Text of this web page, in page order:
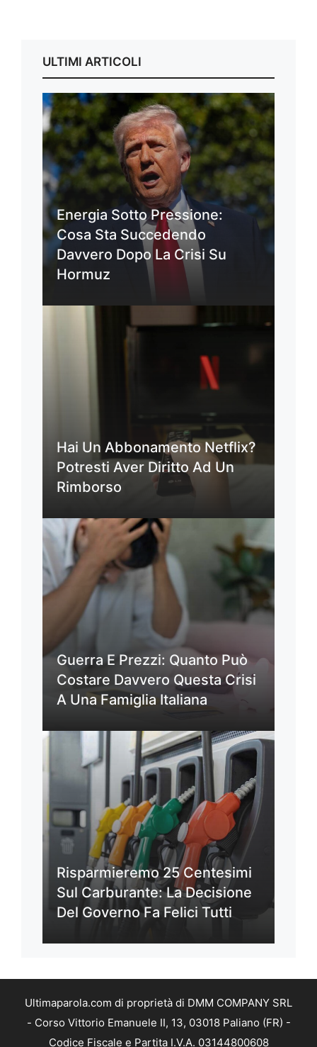
ULTIMI ARTICOLI
Energia Sotto Pressione:
Cosa Sta Succedendo
Davvero Dopo La Crisi Su
Hormuz
Hai Un Abbonamento Netflix?
Potresti Aver Diritto Ad Un
Rimborso
Guerra E Prezzi: Quanto Può
Costare Davvero Questa Crisi
A Una Famiglia Italiana
Risparmieremo 25 Centesimi
Sul Carburante: La Decisione
Del Governo Fa Felici Tutti
Ultimaparola.com di proprietà di DMM COMPANY SRL
- Corso Vittorio Emanuele II, 13, 03018 Paliano (FR) -
Codice Fiscale e Partita I.V.A. 03144800608